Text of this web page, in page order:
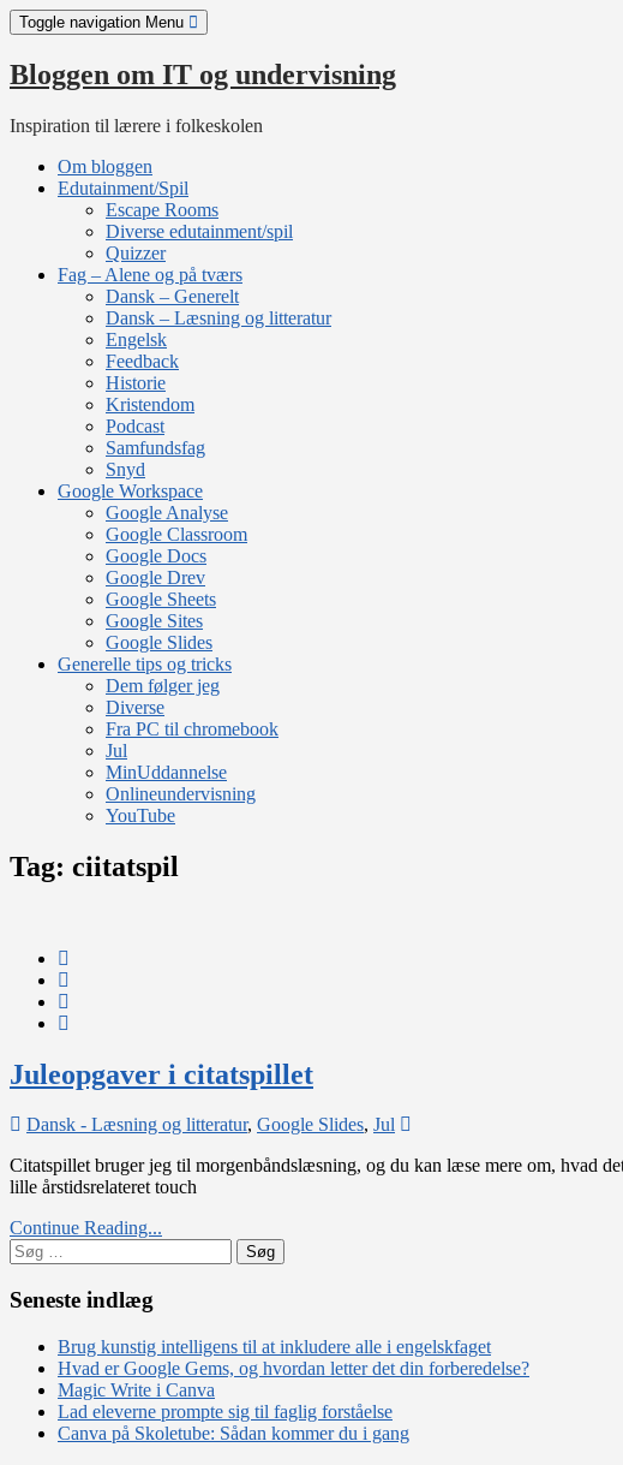
Skip
to
content
Toggle navigation Menu
Bloggen om IT og undervisning
Inspiration til lærere i folkeskolen
Om bloggen
Edutainment/Spil
Escape Rooms
Diverse edutainment/spil
Quizzer
Fag – Alene og på tværs
Dansk – Generelt
Dansk – Læsning og litteratur
Engelsk
Feedback
Historie
Kristendom
Podcast
Samfundsfag
Snyd
Google Workspace
Google Analyse
Google Classroom
Google Docs
Google Drev
Google Sheets
Google Sites
Google Slides
Generelle tips og tricks
Dem følger jeg
Diverse
Fra PC til chromebook
Jul
MinUddannelse
Onlineundervisning
YouTube
Tag: ciitatspil
Juleopgaver i citatspillet
Dansk - Læsning og litteratur, Google Slides, Jul
i
Citatspillet bruger jeg til morgenbåndslæsning, og du kan læse mere om, hvad
lille årstidsrelateret touch
Continue Reading...
Søg
efter:
Seneste indlæg
Brug kunstig intelligens til at inkludere alle i engelskfaget
Hvad er Google Gems, og hvordan letter det din forberedelse?
Magic Write i Canva
Lad eleverne prompte sig til faglig forståelse
Canva på Skoletube: Sådan kommer du i gang